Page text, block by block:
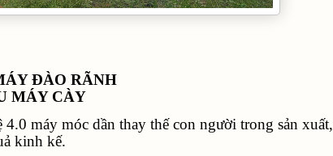
ĐÀO RÃNH
MÁY CÀY
máy móc dần thay thế con người trong sản xuất,
kinh kế.